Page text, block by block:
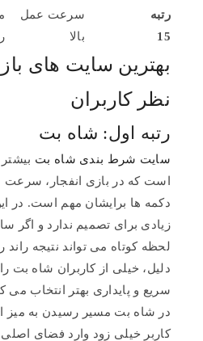
رتبه
15
سرعت عمل
بالا
بهترین سایت های
نظر کاربران
رتبه اول: شاه بت
سایت شرط بندی شاه بت
است که در بازی انفجار،
دکمه ها برایشان مهم است. در
زیادی برای تصمیم ندارد و اگر
لحظه کوتاه می تواند نتیجه
دلیل، خیلی از کاربران شاه بت
سریع و پایداری بهتر انتخاب می
در شاه بت مسیر رسیدن به میز
کاربر خیلی زود وارد فضای